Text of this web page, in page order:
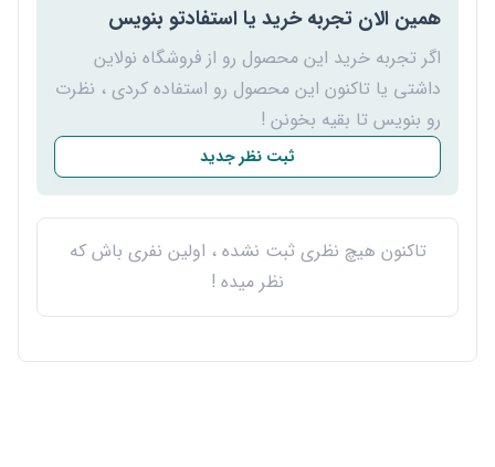
همین الان تجربه خرید یا استفادتو بنویس
اگر تجربه خرید این محصول رو از فروشگاه نولاین
داشتی یا تاکنون این محصول رو استفاده کردی ، نظرت
رو بنویس تا بقیه بخونن !
ثبت نظر جدید
تاکنون هیچ نظری ثبت نشده ، اولین نفری باش که
نظر میده !